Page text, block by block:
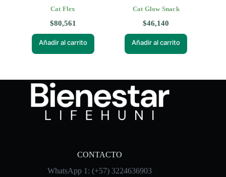
Cat Flex
$80,561
Añadir al carrito
Cat Glow Snack
$46,140
Añadir al carrito
CONTACTO
WhatsApp 1: (+57) 3224636903